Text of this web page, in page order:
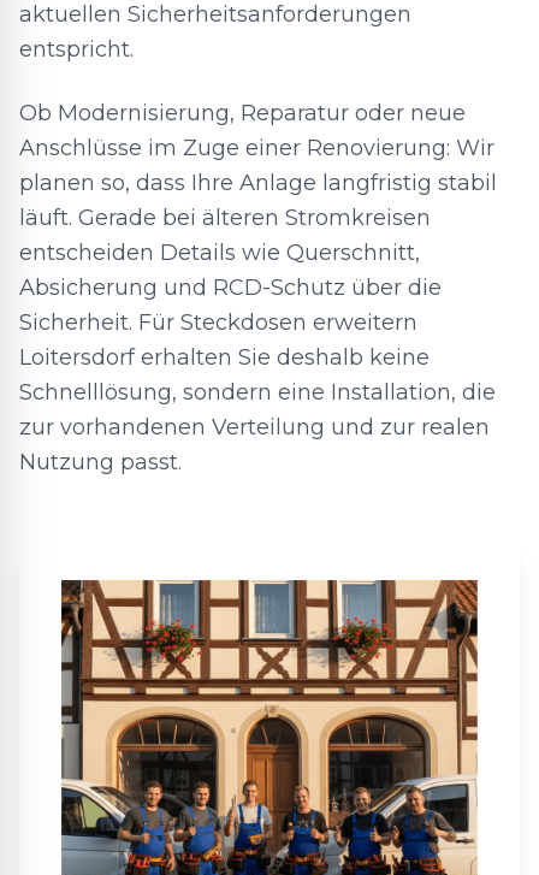
aktuellen Sicherheitsanforderungen
entspricht.
Ob Modernisierung, Reparatur oder neue
Anschlüsse im Zuge einer Renovierung: Wir
planen so, dass Ihre Anlage langfristig stabil
läuft. Gerade bei älteren Stromkreisen
entscheiden Details wie Querschnitt,
Absicherung und RCD-Schutz über die
Sicherheit. Für Steckdosen erweitern
Loitersdorf erhalten Sie deshalb keine
Schnelllösung, sondern eine Installation, die
zur vorhandenen Verteilung und zur realen
Nutzung passt.